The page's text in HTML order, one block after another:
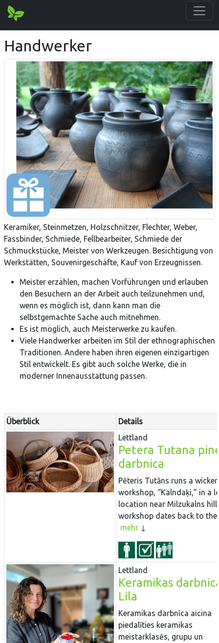
Handwerker
Keramiker, Steinmetzen, Holzschnitzer, Flechter, Weber,
Fassbinder, Schmiede, Fellbearbeiter, Schmiede der
Schmuckstücke, Meister von Werkzeugen. Besichtigung von
Werkstätten, Souvenirgeschäfte, Kauf von Erzeugnissen.
Meister erzählen, machen Vorführungen und erlauben
den Besuchern an der Arbeit auch teilzunehmen und,
wenn es möglich ist, dann kann man die
selbstgemachte Sache auch mitnehmen.
Es ist möglich, auch Meisterwerke zu kaufen.
Viele Handwerker arbeiten im Stil der ethnographischen
Traditionen. Andere haben ihren eigenen einzigartigen
Stil entwickelt. Es gibt auch solche Werke, die in
moderner Innenausstattung passen.
Überblick
Details
Lettland
Petera Tutana
darbnica
Pēteris Tutāns runs a
workshop, “Kalndaķi,” in a
location near Milzukalns
workshop dates back to
mehr
Lettland
Keramikas
Lila
Keramikas darbnīca aicina
piedalīties keramikas
meistarklasēs, grupu un